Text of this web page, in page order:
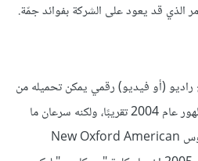
الذي قد يعود على الشركة بفوائد جمّة.
راديو (أو فيديو) رقمي يمكن تحميله من
الإنترنت. بدأ البودكاست في الظهور عام 2004 تقريبًا، ولكنه سرعان ما
انتشر إلى درجة أن محرري قاموس New Oxford American